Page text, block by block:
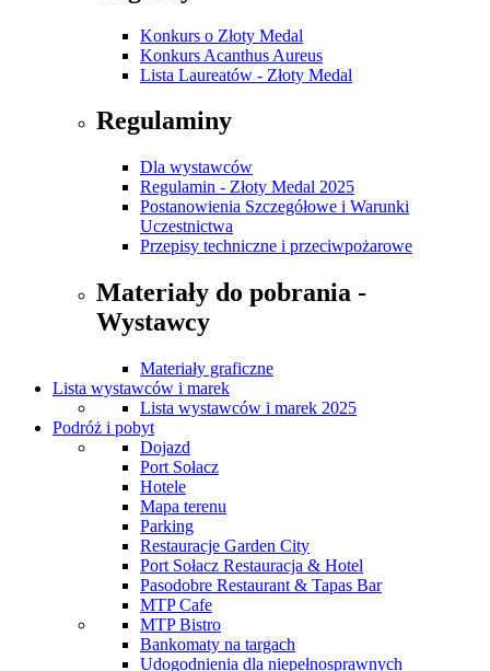
Konkurs o Złoty Medal
Konkurs Acanthus Aureus
Lista Laureatów - Złoty Medal
Regulaminy
Dla wystawców
Regulamin - Złoty Medal 2025
Postanowienia Szczegółowe i Warunki
Uczestnictwa
Przepisy techniczne i przeciwpożarowe
Materiały do pobrania -
Wystawcy
Materiały graficzne
Lista wystawców i marek
Lista wystawców i marek 2025
Podróż i pobyt
Dojazd
Port Sołacz
Hotele
Mapa terenu
Parking
Restauracje Garden City
Port Sołacz Restauracja & Hotel
Pasodobre Restaurant & Tapas Bar
MTP Cafe
MTP Bistro
Bankomaty na targach
Udogodnienia dla niepełnosprawnych